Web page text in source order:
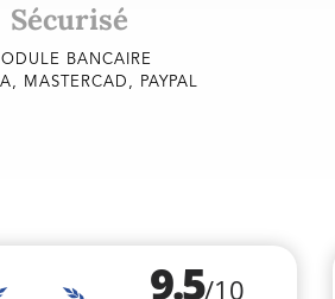
Sécurisé
BANCAIRE
MASTERCAD, PAYPAL